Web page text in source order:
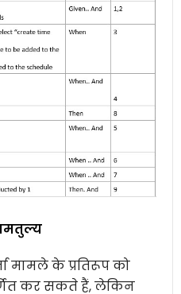
मामले के प्रतिरूप को
कर सकते हैं, लेकिन